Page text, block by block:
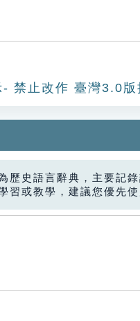
禁止改作 臺灣3.0版
歷史語言辭典，主要記
習或教學，建議您優先